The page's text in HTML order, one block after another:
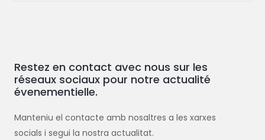
Restez en contact avec nous sur les
réseaux sociaux pour notre actualité
évenementielle.
Manteniu el contacte amb nosaltres a les xarxes
socials i segui la nostra actualitat.